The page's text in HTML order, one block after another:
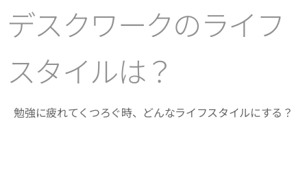
デスクワークのライフ
スタイルは？
勉強に疲れてくつろぐ時、どんなライフスタイルにする？